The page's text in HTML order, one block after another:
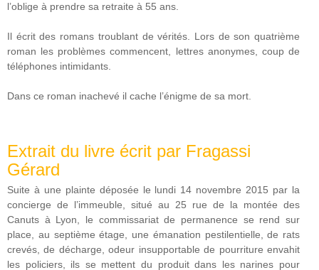
l’oblige à prendre sa retraite à 55 ans.
Il écrit des romans troublant de vérités. Lors de son quatrième
roman les problèmes commencent, lettres anonymes, coup de
téléphones intimidants.
Dans ce roman inachevé il cache l’énigme de sa mort.
Extrait du livre écrit par Fragassi
Gérard
Suite à une plainte déposée le lundi 14 novembre 2015 par la
concierge de l’immeuble, situé au 25 rue de la montée des
Canuts à Lyon, le commissariat de permanence se rend sur
place, au septième étage, une émanation pestilentielle, de rats
crevés, de décharge, odeur insupportable de pourriture envahit
les policiers, ils se mettent du produit dans les narines pour